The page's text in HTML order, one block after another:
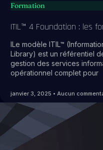
Formation
ITIL™ 4 Foundation : les
ILe modèle ITIL™
Library) est un référentiel
gestion des services
opérationnel complet pour
janvier 3, 2025 Aucun